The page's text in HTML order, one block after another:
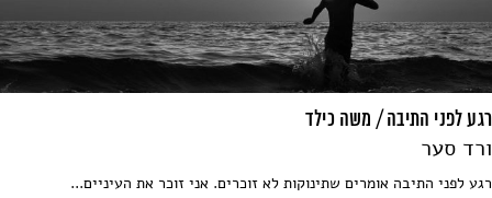
רגע לפני התיבה / משה כילד
ורד סער
רגע לפני התיבה אומרים שתינוקות לא זוכרים. אני זוכר את העיניים...